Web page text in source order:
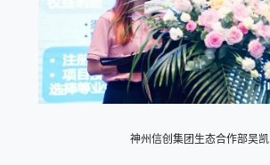
神州信创集团生态合作部吴凯